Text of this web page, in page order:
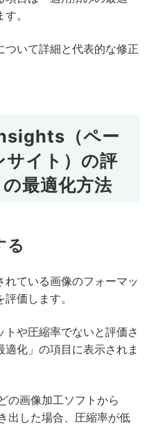
。
ついて詳細と代表的な修正
（ペー
サイト）の評
最適化方法
る
れている画像のフォーマッ
価します。
トや圧縮率でないと評価さ
化」の項目に表示されま
の画像加工ソフトから
出した場合、圧縮率が低